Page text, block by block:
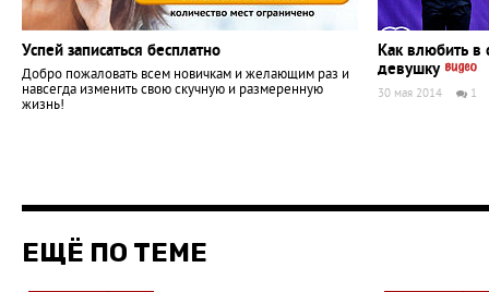
Успей записаться бесплатно
Добро пожаловать всем новичкам и желающим раз и
навсегда изменить свою скучную и размеренную
жизнь!
Как влюбить в
девушку
30 мая 2014 1
ЕЩЁ ПО ТЕМЕ